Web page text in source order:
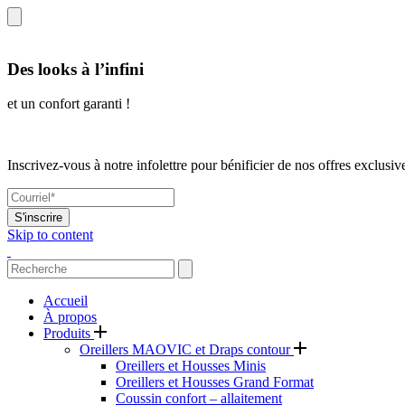
Des looks à l’infini
et un confort garanti !
Inscrivez-vous à notre infolettre pour bénificier de nos offres
S'inscrire
Skip to content
Accueil
À propos
Produits
Oreillers MAOVIC et Draps contour
Oreillers et Housses Minis
Oreillers et Housses Grand Format
Coussin confort – allaitement